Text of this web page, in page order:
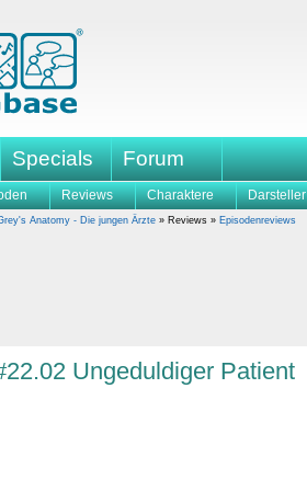
Specials Forum
Reviews Charaktere Darsteller
Anatomy - Die jungen Ärzte » Reviews » Episodenreviews
Ungeduldiger Patient